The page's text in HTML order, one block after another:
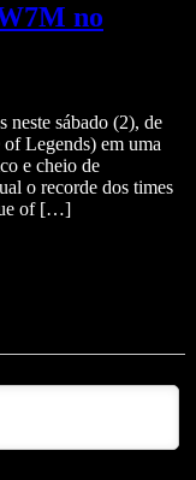
no
sábado (2), de
Legends) em uma
e cheio de
o recorde dos times
of […]